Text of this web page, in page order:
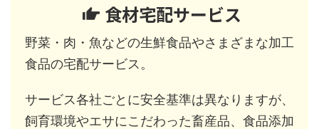
食材宅配サービス
野菜・肉・魚などの生鮮食品やさまざまな加工
食品の宅配サービス。
サービス各社ごとに安全基準は異なりますが、
飼育環境やエサにこだわった畜産品、食品添加